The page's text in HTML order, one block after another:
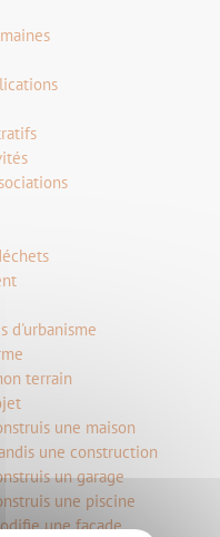
d'urbanisme
terrain
une maison
une construction
un garage
une piscine
une façade